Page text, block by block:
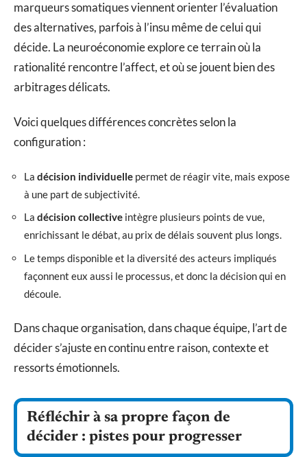
marqueurs somatiques viennent orienter l’évaluation
des alternatives, parfois à l’insu même de celui qui
décide. La neuroéconomie explore ce terrain où la
rationalité rencontre l’affect, et où se jouent bien des
arbitrages délicats.
Voici quelques différences concrètes selon la
configuration :
La décision individuelle permet de réagir vite, mais expose
à une part de subjectivité.
La décision collective intègre plusieurs points de vue,
enrichissant le débat, au prix de délais souvent plus longs.
Le temps disponible et la diversité des acteurs impliqués
façonnent eux aussi le processus, et donc la décision qui en
découle.
Dans chaque organisation, dans chaque équipe, l’art de
décider s’ajuste en continu entre raison, contexte et
ressorts émotionnels.
Réfléchir à sa propre façon de
décider : pistes pour progresser